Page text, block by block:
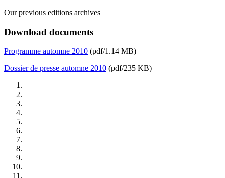
Our previous editions archives
Download documents
Programme automne 2010 (pdf/1.14 MB)
Dossier de presse automne 2010 (pdf/235 KB)